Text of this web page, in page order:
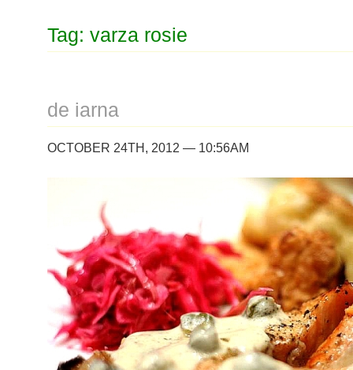
Tag: varza rosie
de iarna
OCTOBER 24TH, 2012 — 10:56AM